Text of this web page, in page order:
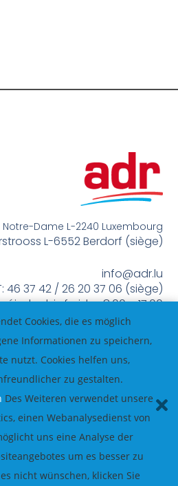
Notre-Dame L-2240 Luxembourg
L-6552 Berdorf (siège)
info@adr.lu
46 37 42 / 26 20 37 06 (siège)
bis freides 8:00 – 17:00
Cookies, die es möglich
Informationen zu speichern,
nutzt. Cookies helfen uns,
zu gestalten.
Des Weiteren verwendet unsere
einen Webanalysedienst von
uns eine Analyse der
um es besser zu
nicht wünschen, klicken Sie